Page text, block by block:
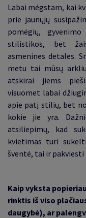
Labai mėgstam, kai
prie jaunųjų
pomėgių,
stilistikos, bet
asmenines detales.
metu tai mūsų
atskirai jiems
visuomet labai
apie patį stilių, bet
kokie jie yra.
atsiliepimų, kad
kvietimas turi
šventė, tai ir pakviesti
Kaip vyksta
rinktis iš viso
daugybė), ar